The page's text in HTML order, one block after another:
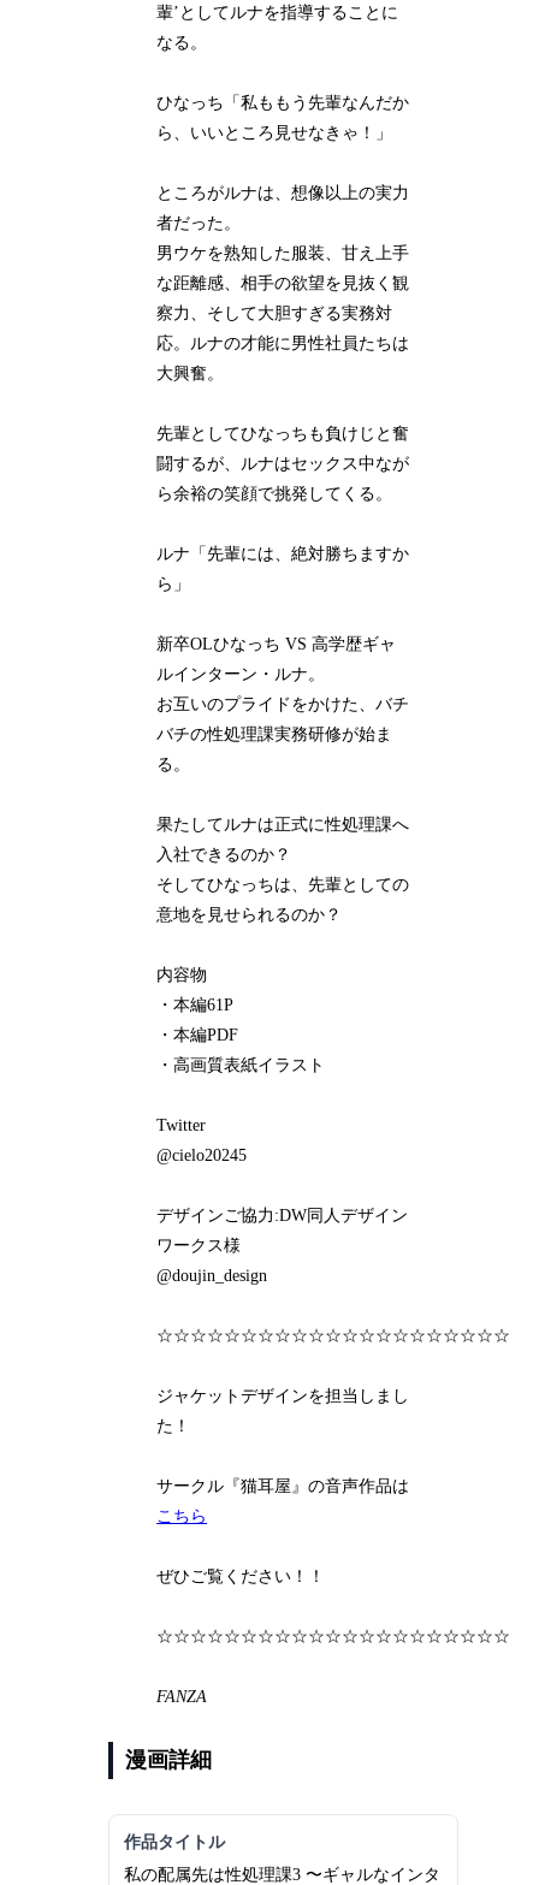
輩’としてルナを指導することに
なる。
ひなっち「私ももう先輩なんだか
ら、いいところ見せなきゃ！」
ところがルナは、想像以上の実力
者だった。
男ウケを熟知した服装、甘え上手
な距離感、相手の欲望を見抜く観
察力、そして大胆すぎる実務対
応。ルナの才能に男性社員たちは
大興奮。
先輩としてひなっちも負けじと奮
闘するが、ルナはセックス中なが
ら余裕の笑顔で挑発してくる。
ルナ「先輩には、絶対勝ちますか
ら」
新卒OLひなっち VS 高学歴ギャ
ルインターン・ルナ。
お互いのプライドをかけた、バチ
バチの性処理課実務研修が始ま
る。
果たしてルナは正式に性処理課へ
入社できるのか？
そしてひなっちは、先輩としての
意地を見せられるのか？
内容物
・本編61P
・本編PDF
・高画質表紙イラスト
Twitter
@cielo20245
デザインご協力:DW同人デザイン
ワークス様
@doujin_design
☆☆☆☆☆☆☆☆☆☆☆☆☆☆☆☆☆☆☆☆☆
ジャケットデザインを担当しまし
た！
サークル『猫耳屋』の音声作品は
こちら
ぜひご覧ください！！
☆☆☆☆☆☆☆☆☆☆☆☆☆☆☆☆☆☆☆☆☆
FANZA
漫画詳細
作品タイトル
私の配属先は性処理課3 〜ギャルなインタ